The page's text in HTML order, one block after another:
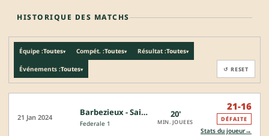
HISTORIQUE DES MATCHS
Équipe :Toutes▾ Compét. :Toutes▾ Résultat :Toutes▾
Événements :Toutes▾ ↺ RESET
21 Jan 2024 Barbezieux - Saint-Médard
Federale 1
20'
MIN. JOUEES
21-16
DÉFAITE
Stats du joueur→